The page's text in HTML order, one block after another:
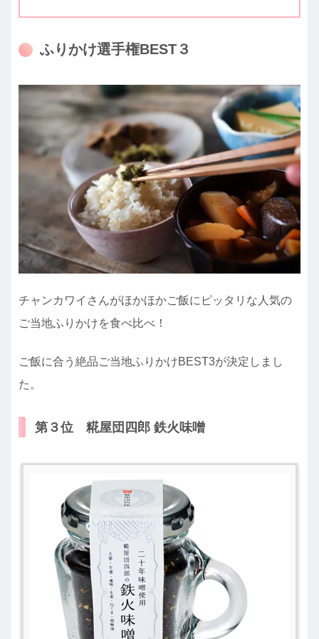
ふりかけ選手権BEST３
チャンカワイさんがほかほかご飯にピッタリな人気の
ご当地ふりかけを食べ比べ！
ご飯に合う絶品ご当地ふりかけBEST3が決定しまし
た。
第３位 糀屋団四郎 鉄火味噌